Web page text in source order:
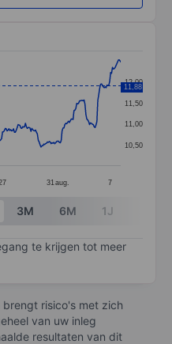
categories.
values. Data
31 aug. 7
10,50
11,00
11,50
12,00
11,88
3M 6M 1J
te krijgen tot meer
brengt risico's met zich
van uw inleg
resultaten van dit